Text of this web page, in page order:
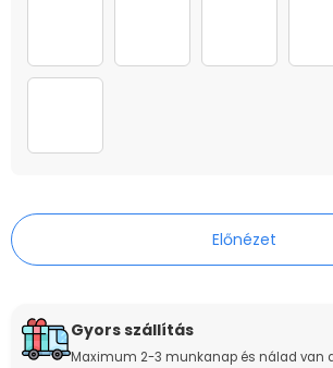
Előnézet
Gyors szállítás
Maximum 2-3 munkanap és nálad van